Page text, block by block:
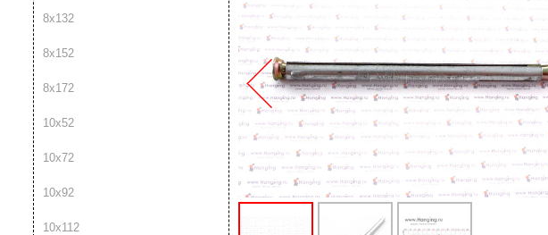
8х132
8х152
8х172
10х52
10х72
10х92
10х112